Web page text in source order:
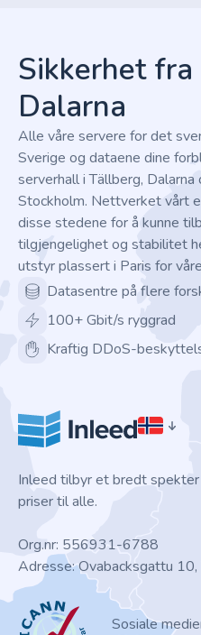
Sikkerhet
Dalarna
Alle våre servere for det
Sverige og dataene dine
serverhall i Tällberg,
Stockholm. Nettverket vårt
disse stedene for å kunne
tilgjengelighet og stabilitet
utstyr plassert i Paris for
Datasentre på flere
100+ Gbit/s ryggrad
Kraftig DDoS-
Inleed tilbyr et bredt
priser til alle.
Org.nr: 556931-6788
Adresse: Ovabacksgattu
ICANN
Sosiale